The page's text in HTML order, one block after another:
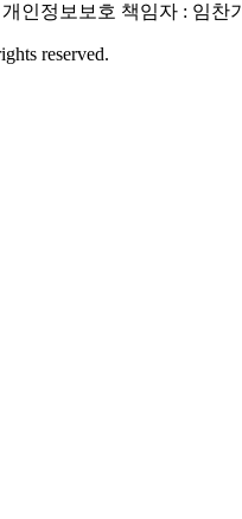
인정보보호 책임자 : 임찬기
reserved.